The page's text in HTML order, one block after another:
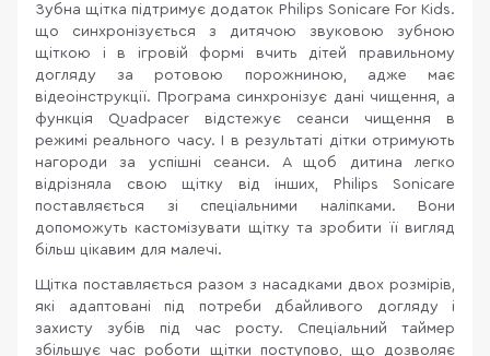
Зубна щітка підтримує додаток Philips Sonicare For Kids.
що синхронізується з дитячою звуковою зубною
щіткою і в ігровій формі вчить дітей правильному
догляду за ротовою порожниною, адже має
відеоінструкції. Програма синхронізує дані чищення, а
функція Quadpacer відстежує сеанси чищення в
режимі реального часу. І в результаті дітки отримують
нагороди за успішні сеанси. А щоб дитина легко
відрізняла свою щітку від інших, Philips Sonicare
поставляється зі спеціальними наліпками. Вони
допоможуть кастомізувати щітку та зробити її вигляд
більш цікавим для малечі.
Щітка поставляється разом з насадками двох розмірів,
які адаптовані під потреби дбайливого догляду і
захисту зубів під час росту. Спеціальний таймер
збільшує час роботи щітки поступово, що дозволяє